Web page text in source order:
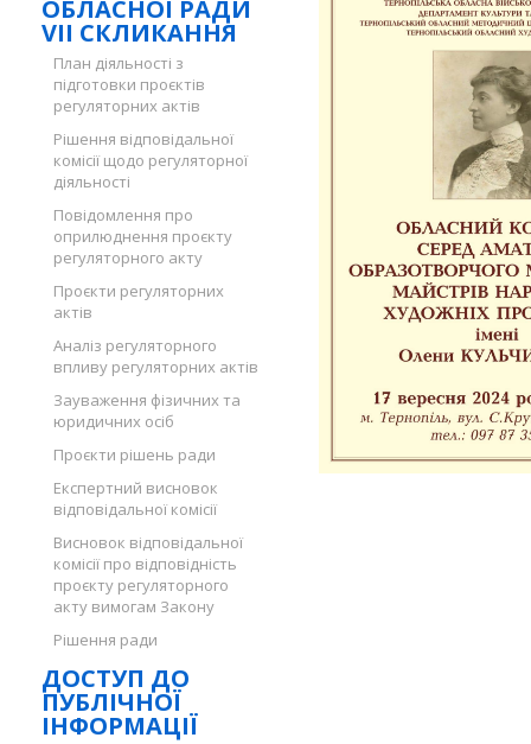
ОБЛАСНОЇ РАДИ
VII СКЛИКАННЯ
План діяльності з
підготовки проєктів
регуляторних актів
Рішення відповідальної
комісії щодо регуляторної
діяльності
Повідомлення про
оприлюднення проєкту
регуляторного акту
Проєкти регуляторних
актів
Аналіз регуляторного
впливу регуляторних актів
Зауваження фізичних та
юридичних осіб
Проєкти рішень ради
Експертний висновок
відповідальної комісії
Висновок відповідальної
комісії про відповідність
проєкту регуляторного
акту вимогам Закону
Рішення ради
ДОСТУП ДО
ПУБЛІЧНОЇ
ІНФОРМАЦІЇ